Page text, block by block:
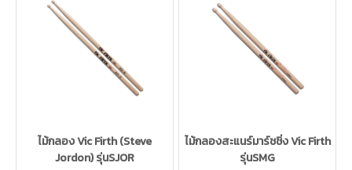
ไม้กลอง Vic Firth (Steve
Jordon) รุ่นSJOR
ไม้กลองสะแนร์มาร์ชชิ่ง Vic Firth
รุ่นSMG